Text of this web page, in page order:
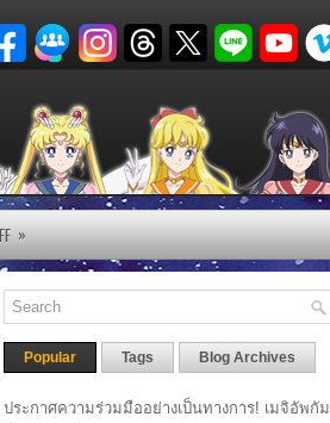
»
Popular Tags Blog Archives
ประกาศความร่วมมืออย่างเป็นทางการ! เมจิอัพกัม